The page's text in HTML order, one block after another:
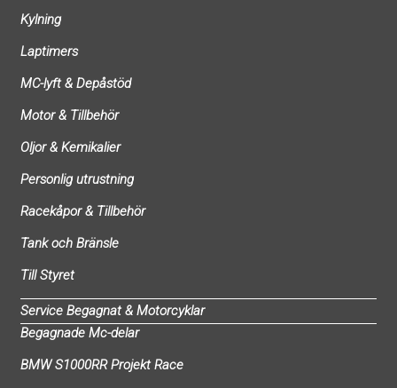
Kylning
Laptimers
MC-lyft & Depåstöd
Motor & Tillbehör
Oljor & Kemikalier
Personlig utrustning
Racekåpor & Tillbehör
Tank och Bränsle
Till Styret
Service Begagnat & Motorcyklar
Begagnade Mc-delar
BMW S1000RR Projekt Race